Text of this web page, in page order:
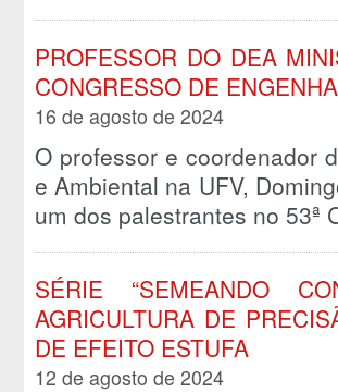
PROFESSOR DO DEA
CONGRESSO DE
16 de agosto de 2024
O professor e coordenador
e Ambiental na UFV,
um dos palestrantes no
SÉRIE “SEMEANDO
AGRICULTURA DE
DE EFEITO ESTUFA
12 de agosto de 2024